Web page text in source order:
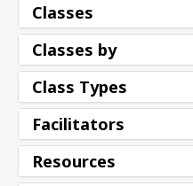
Classes
Classes by
Class Types
Facilitators
Resources